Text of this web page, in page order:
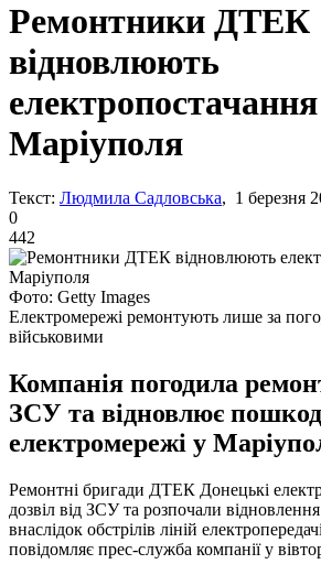
Ремонтники ДТЕК
відновлюють
електропостачання
Маріуполя
Текст: Людмила Садловська, 1 березня
0
442
Фото: Getty Images
Електромережі ремонтують лише за
військовими
Компанія погодила
ЗСУ та відновлює
електромережі у
Ремонтні бригади ДТЕК Донецькі
дозвіл від ЗСУ та розпочали
внаслідок обстрілів ліній
повідомляє прес-служба компанії у